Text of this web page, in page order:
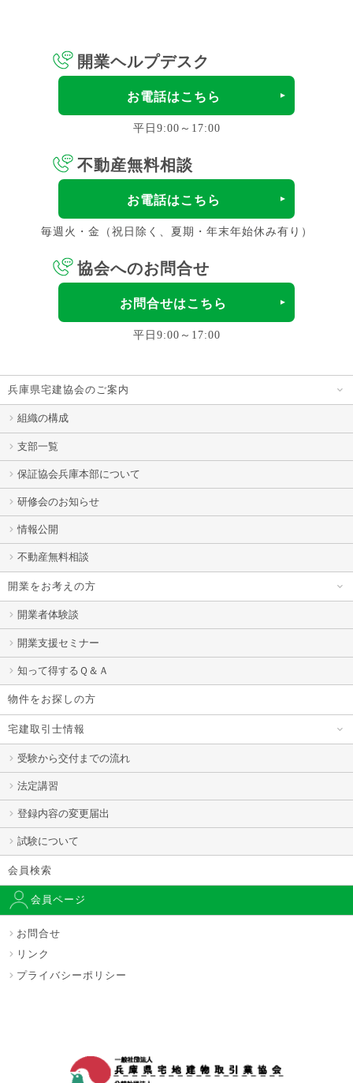
開業ヘルプデスク
お電話はこちら
平日9:00～17:00
不動産無料相談
お電話はこちら
毎週火・金（祝日除く、夏期・年末年始休み有り）
協会へのお問合せ
お問合せはこちら
平日9:00～17:00
兵庫県宅建協会のご案内
組織の構成
支部一覧
保証協会兵庫本部について
研修会のお知らせ
情報公開
不動産無料相談
開業をお考えの方
開業者体験談
開業支援セミナー
知って得するＱ＆Ａ
物件をお探しの方
宅建取引士情報
受験から交付までの流れ
法定講習
登録内容の変更届出
試験について
会員検索
会員ページ
お問合せ
リンク
プライバシーポリシー